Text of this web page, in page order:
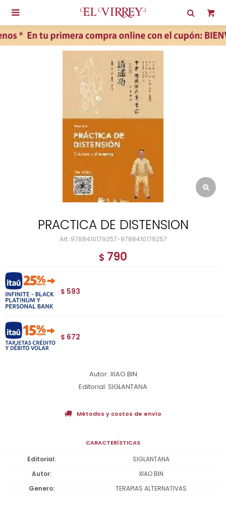

PRACTICA DE DISTENSION
9788410179257-9788410179257
$ 790
$ 593
$ 672
Autor: XIAO BIN
Editorial: SIGLANTANA
Métodos y costos de envío
CARACTERÍSTICAS
Editorial
SIGLANTANA
Autor
XIAO BIN
Genero
TERAPIAS ALTERNATIVAS